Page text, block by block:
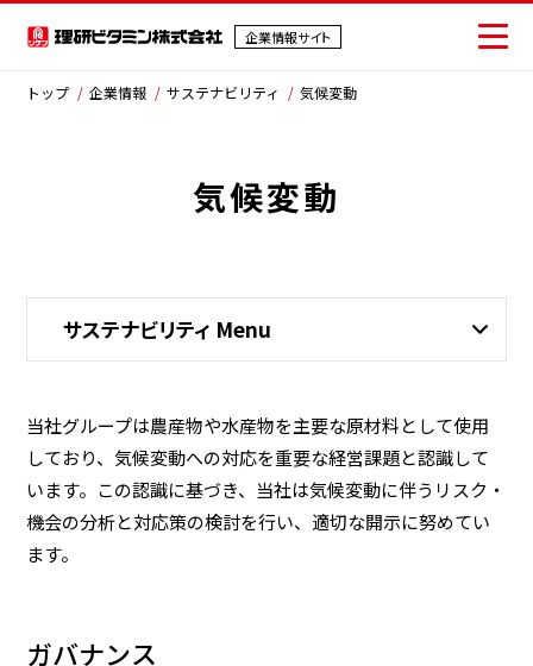
企業情報サイト
企業情報サイト
ニュース
お問い合わせ
IR情報
サステナビリティ
採用情報
トップ 企業情報 サステナビリティ 気候変動
気候変動
サステナビリティ Menu
当社グループは農産物や水産物を主要な原材料として使用
しており、気候変動への対応を重要な経営課題と認識して
います。この認識に基づき、当社は気候変動に伴うリスク・
機会の分析と対応策の検討を行い、適切な開示に努めてい
ます。
ガバナンス